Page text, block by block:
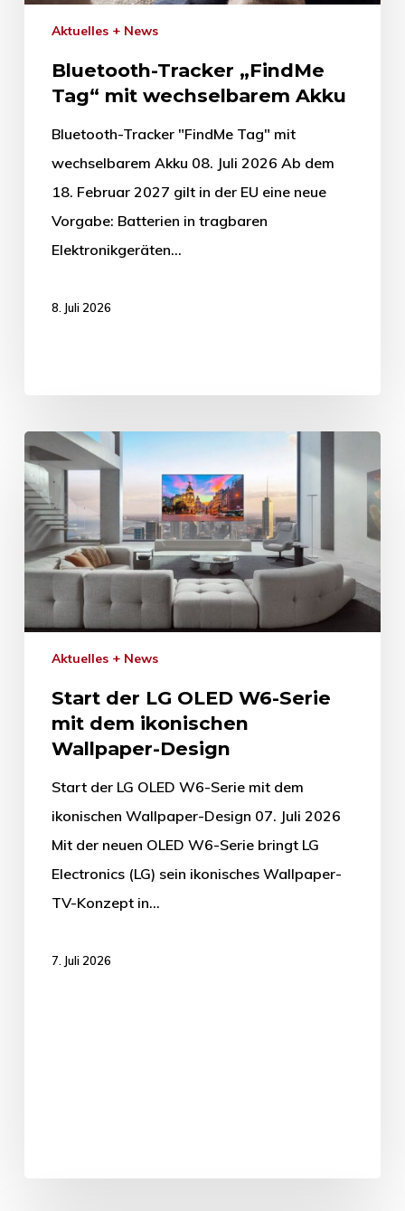
Aktuelles + News
Bluetooth-Tracker „FindMe
Tag“ mit wechselbarem Akku
Bluetooth-Tracker "FindMe Tag" mit
wechselbarem Akku 08. Juli 2026 Ab dem
18. Februar 2027 gilt in der EU eine neue
Vorgabe: Batterien in tragbaren
Elektronikgeräten…
8. Juli 2026
Aktuelles + News
Start der LG OLED W6-Serie
mit dem ikonischen
Wallpaper-Design
Start der LG OLED W6-Serie mit dem
ikonischen Wallpaper-Design 07. Juli 2026
Mit der neuen OLED W6-Serie bringt LG
Electronics (LG) sein ikonisches Wallpaper-
TV-Konzept in…
7. Juli 2026